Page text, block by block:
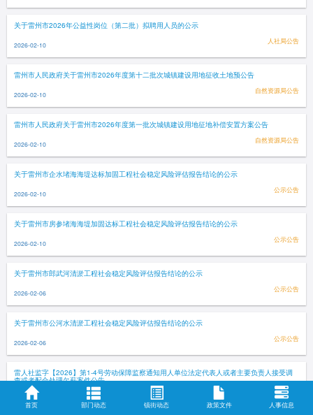
关于雷州市2026年公益性岗位（第二批）拟聘用人员的公示
2026-02-10 人社局公告
雷州市人民政府关于雷州市2026年度第十二批次城镇建设用地征收土地预公告
2026-02-10 自然资源局公告
雷州市人民政府关于雷州市2026年度第一批次城镇建设用地征地补偿安置方案公告
2026-02-10 自然资源局公告
关于雷州市企水堵海海堤达标加固工程社会稳定风险评估报告结论的公示
2026-02-10 公示公告
关于雷州市房参堵海海堤加固达标工程社会稳定风险评估报告结论的公示
2026-02-10 公示公告
关于雷州市郎武河清淤工程社会稳定风险评估报告结论的公示
2026-02-06 公示公告
关于雷州市公河水清淤工程社会稳定风险评估报告结论的公示
2026-02-06 公示公告
雷人社监字【2026】第1-4号劳动保障监察通知用人单位法定代表人或者主要负责人接受调
查或者配合处理欠薪案件公告
2026-02-03
人社局公告
首页
部门动态 镇街动态 政策文件 人事信息